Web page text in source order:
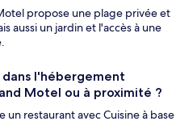
propose une plage privée et
aussi un jardin et l'accès à une
l'hébergement
Motel ou à proximité ?
un restaurant avec Cuisine à base